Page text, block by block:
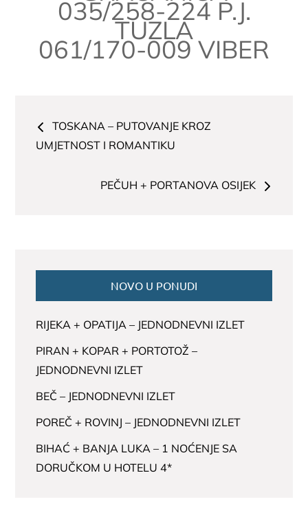
035/258-224 P.J.
TUZLA
061/170-009 VIBER
Navigacija
članaka
TOSKANA – PUTOVANJE KROZ
UMJETNOST I ROMANTIKU
PEČUH + PORTANOVA OSIJEK
NOVO U PONUDI
RIJEKA + OPATIJA – JEDNODNEVNI IZLET
PIRAN + KOPAR + PORTOTOŽ –
JEDNODNEVNI IZLET
BEČ – JEDNODNEVNI IZLET
POREČ + ROVINJ – JEDNODNEVNI IZLET
BIHAĆ + BANJA LUKA – 1 NOĆENJE SA
DORUČKOM U HOTELU 4*